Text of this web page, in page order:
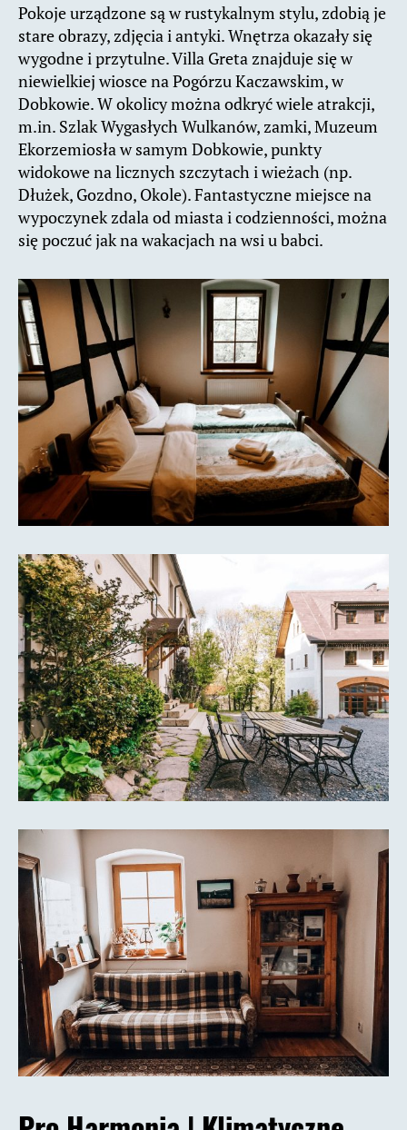
Pokoje urządzone są w rustykalnym stylu, zdobią je
stare obrazy, zdjęcia i antyki. Wnętrza okazały się
wygodne i przytulne. Villa Greta znajduje się w
niewielkiej wiosce na Pogórzu Kaczawskim, w
Dobkowie. W okolicy można odkryć wiele atrakcji,
m.in. Szlak Wygasłych Wulkanów, zamki, Muzeum
Ekorzemiosła w samym Dobkowie, punkty
widokowe na licznych szczytach i wieżach (np.
Dłużek, Gozdno, Okole). Fantastyczne miejsce na
wypoczynek zdala od miasta i codzienności, można
się poczuć jak na wakacjach na wsi u babci.